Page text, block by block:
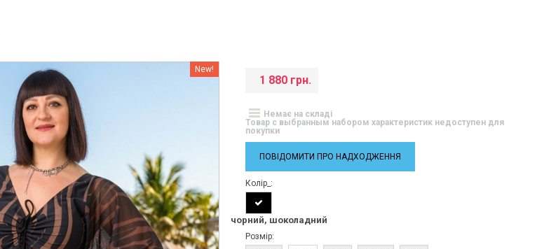
New!
1 880 грн.
Немає на складі
Товар с выбранным набором характеристик недоступен для
покупки
ПОВІДОМИТИ ПРО НАДХОДЖЕННЯ
Колір_:
чорний, шоколадний
Розмір: